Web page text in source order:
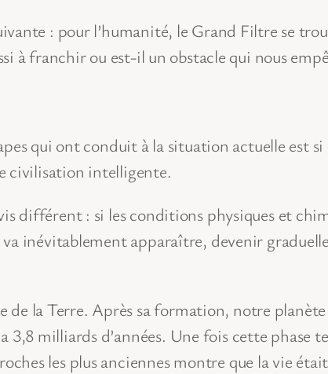
: pour l’humanité, le Grand Filtre se
à franchir ou est-il un obstacle qui nous
qui ont conduit à la situation actuelle est
civilisation intelligente.
différent : si les conditions physiques et
inévitablement apparaître, devenir
la Terre. Après sa formation, notre planète
milliards d’années. Une fois cette phase
les plus anciennes montre que la vie